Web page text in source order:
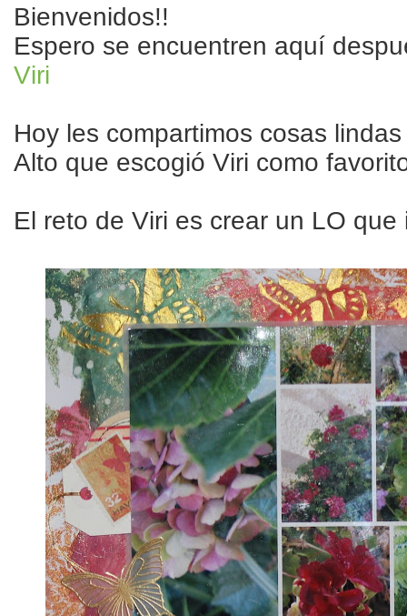
Bienvenidos!!
Espero se encuentren aquí
Viri
Hoy les compartimos cosas
Alto que escogió Viri como
El reto de Viri es crear un LO